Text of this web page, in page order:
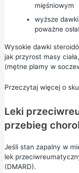
mięśniowym
wyższe dawki
poważne
Wysokie dawki
jak przyrost masy ciała,
(mętne plamy w
Przeczytaj więcej o
Leki
przebieg
Jeśli stan zapalny w
lek
(DMARD).